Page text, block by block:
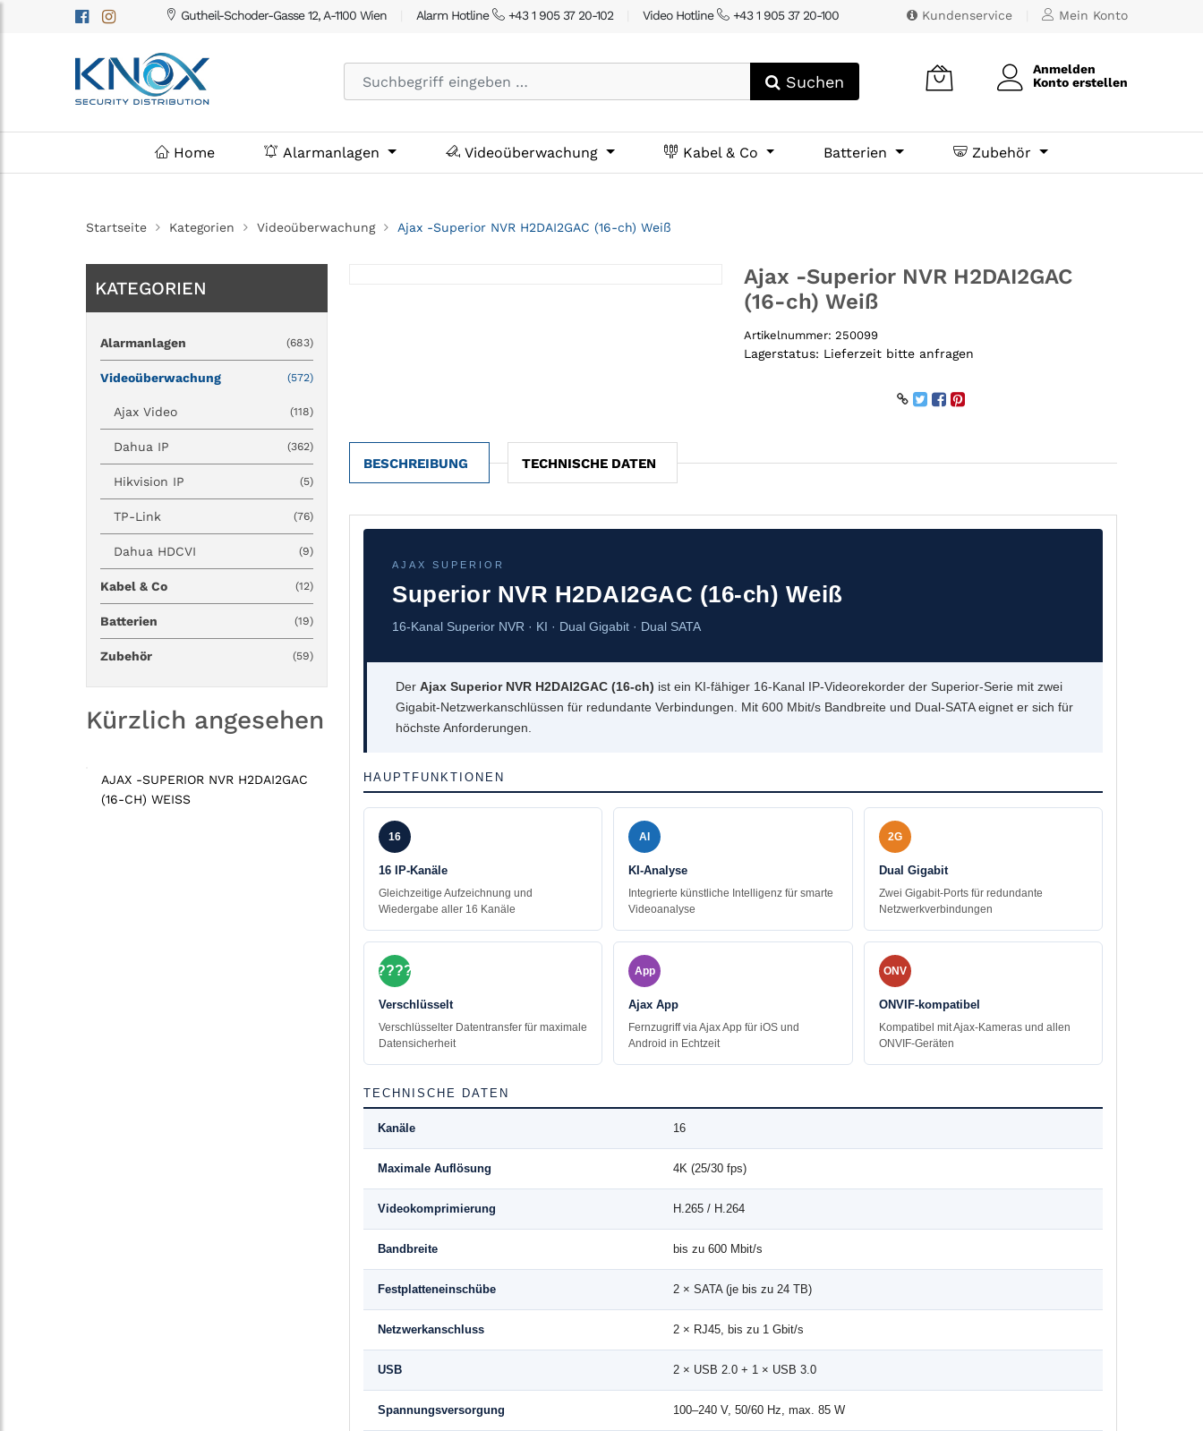
Gutheil-Schoder-Gasse 12, A-1100 Wien Alarm Hotline +43 1 905 37 20-102 Video Hotline +43 1 905 37 20-100 Kundenservice Mein Konto
Suchen
Anmelden
Konto erstellen
Home Alarmanlagen Videoüberwachung Kabel & Co Batterien Zubehör
Startseite Kategorien Videoüberwachung Ajax -Superior NVR H2DAI2GAC (16-ch) Weiß
KATEGORIEN
Alarmanlagen (683)
Videoüberwachung (572)
Ajax Video (118)
Dahua IP (362)
Hikvision IP (5)
TP-Link (76)
Dahua HDCVI (9)
Kabel & Co (12)
Batterien (19)
Zubehör (59)
Kürzlich angesehen
AJAX -SUPERIOR NVR H2DAI2GAC
(16-CH) WEISS
Ajax -Superior NVR H2DAI2GAC
(16-ch) Weiß
Artikelnummer: 250099
Lagerstatus: Lieferzeit bitte anfragen
BESCHREIBUNG TECHNISCHE DATEN
AJAX SUPERIOR
Superior NVR H2DAI2GAC (16-ch) Weiß
16-Kanal Superior NVR · KI · Dual Gigabit · Dual SATA
Der Ajax Superior NVR H2DAI2GAC (16-ch) ist ein KI-fähiger 16-Kanal IP-Videorekorder der Superior-Serie mit zwei
Gigabit-Netzwerkanschlüssen für redundante Verbindungen. Mit 600 Mbit/s Bandbreite und Dual-SATA eignet er sich für
höchste Anforderungen.
HAUPTFUNKTIONEN
16
16 IP-Kanäle
Gleichzeitige Aufzeichnung und
Wiedergabe aller 16 Kanäle
AI
KI-Analyse
Integrierte künstliche Intelligenz für smarte
Videoanalyse
2G
Dual Gigabit
Zwei Gigabit-Ports für redundante
Netzwerkverbindungen
????
Verschlüsselt
Verschlüsselter Datentransfer für maximale
Datensicherheit
App
Ajax App
Fernzugriff via Ajax App für iOS und
Android in Echtzeit
ONV
ONVIF-kompatibel
Kompatibel mit Ajax-Kameras und allen
ONVIF-Geräten
TECHNISCHE DATEN
Kanäle 16
Maximale Auflösung 4K (25/30 fps)
Videokomprimierung H.265 / H.264
Bandbreite bis zu 600 Mbit/s
Festplatteneinschübe 2 × SATA (je bis zu 24 TB)
Netzwerkanschluss 2 × RJ45, bis zu 1 Gbit/s
USB 2 × USB 2.0 + 1 × USB 3.0
Spannungsversorgung 100–240 V, 50/60 Hz, max. 85 W